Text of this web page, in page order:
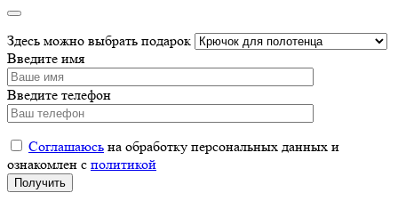
Здесь можно выбрать подарок
Введите имя
Введите телефон
Соглашаюсь на обработку персональных данных и
ознакомлен с политикой